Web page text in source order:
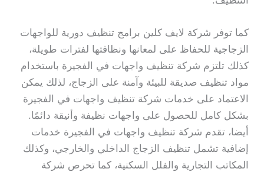
كما توفر شركة لايف كلين برامج تنظيف دورية للواجهات
الزجاجية للحفاظ على لمعانها ونظافتها لفترات طويلة،
كذلك تلتزم شركة تنظيف واجهات في الفجيرة باستخدام
مواد تنظيف صديقة للبيئة وآمنة على الزجاج، لذلك يمكن
الاعتماد على خدمات شركة تنظيف واجهات في الفجيرة
بشكل كامل للحصول على واجهات نظيفة وأنيقة دائمًا.
أيضا، تقدم شركة تنظيف واجهات في الفجيرة خدمات
إضافية تشمل تنظيف الزجاج الداخلي والخارجي، وكذلك
المكاتب التجارية والفلل السكنية، كما تحرص شركة